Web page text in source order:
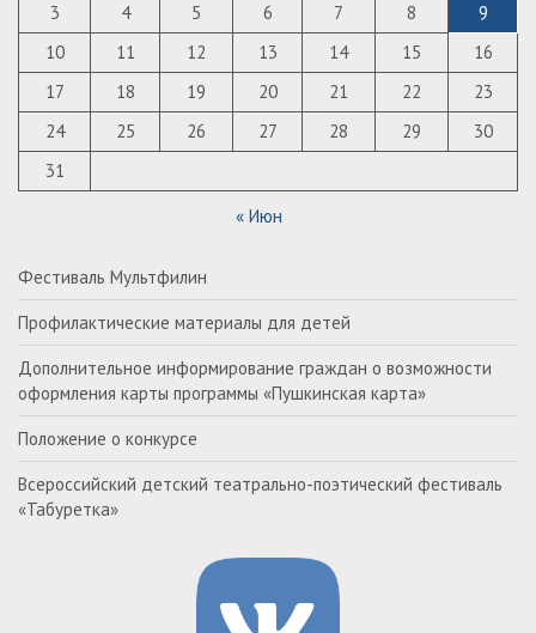
3
4 5 6 7 8
9
10
11 12 13 14 15
16
17
18 19 20 21 22
23
24
25 26 27 28 29
30
31
« Июн
Фестиваль Мультфилин
Профилактические материалы для детей
Дополнительное информирование граждан о возможности
оформления карты программы «Пушкинская карта»
Положение о конкурсе
Всероссийский детский театрально-поэтический фестиваль
«Табуретка»